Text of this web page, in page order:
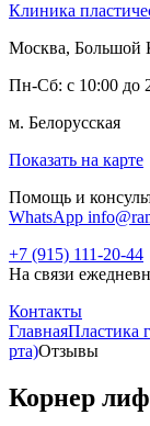
Клиника
Москва, Большой
Пн-Сб: с 10:00 до
м. Белорусская
Показать на карте
Помощь и
WhatsApp
+7 (915) 111-20-44
На связи
Контакты
ГлавнаяПластика
рта)Отзывы
Корнер